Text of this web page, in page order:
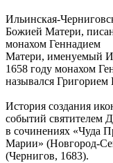
Ильинская-
Божией Матери,
монахом Геннадием
Матери, именуемый
1658 году монахом
назывался
История создания
событий святителем
в сочинениях «Чуда
Марии» (Новгород-
(Чернигов, 1683).